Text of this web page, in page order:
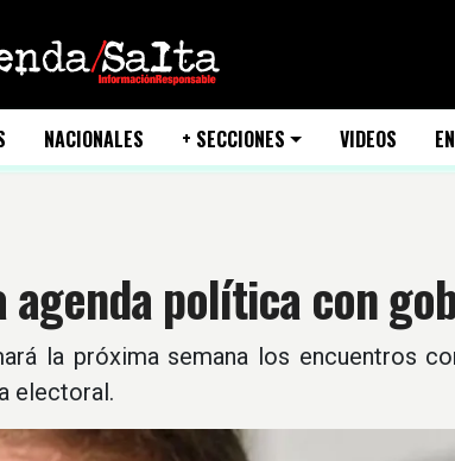
NACIONALES + SECCIONES VIDEOS
política con
la próxima semana los encuentros
electoral.